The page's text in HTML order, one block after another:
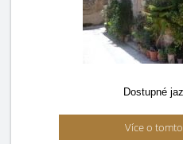
Dostupné
Více o